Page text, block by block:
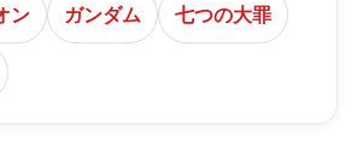
ン ガンダム 七つの大罪